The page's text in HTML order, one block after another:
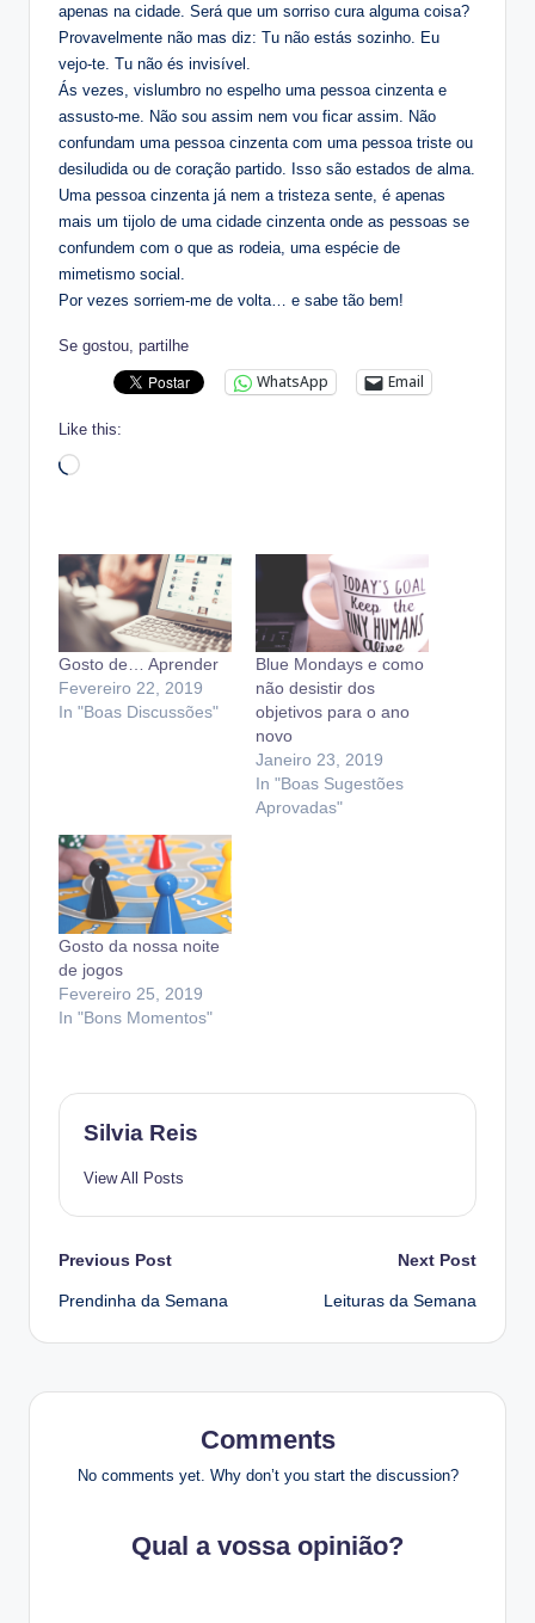
apenas na cidade. Será que um sorriso cura alguma coisa?
Provavelmente não mas diz: Tu não estás sozinho. Eu
vejo-te. Tu não és invisível.
Ás vezes, vislumbro no espelho uma pessoa cinzenta e
assusto-me. Não sou assim nem vou ficar assim. Não
confundam uma pessoa cinzenta com uma pessoa triste ou
desiludida ou de coração partido. Isso são estados de alma.
Uma pessoa cinzenta já nem a tristeza sente, é apenas
mais um tijolo de uma cidade cinzenta onde as pessoas se
confundem com o que as rodeia, uma espécie de
mimetismo social.
Por vezes sorriem-me de volta… e sabe tão bem!
Se gostou, partilhe
WhatsApp Email
Like this:
Loading…
Gosto de… Aprender
Fevereiro 22, 2019
In "Boas Discussões"
Blue Mondays e como
não desistir dos
objetivos para o ano
novo
Janeiro 23, 2019
In "Boas Sugestões
Aprovadas"
Gosto da nossa noite
de jogos
Fevereiro 25, 2019
In "Bons Momentos"
Silvia Reis
View All Posts
Post
navigation
Previous Post
Prendinha da Semana
Next Post
Leituras da Semana
Comments
No comments yet. Why don’t you start the discussion?
Qual a vossa opinião?